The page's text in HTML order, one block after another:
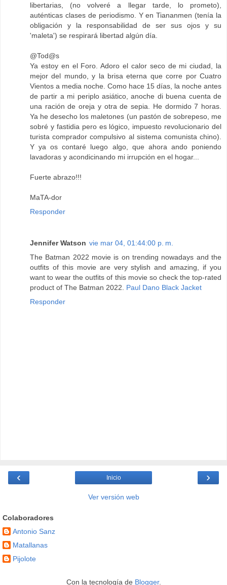
libertarias, (no volveré a llegar tarde, lo prometo),
auténticas clases de periodismo. Y en Tiananmen (tenía la
obligación y la responsabilidad de ser sus ojos y su
'maleta') se respirará libertad algún día.
@Tod@s
Ya estoy en el Foro. Adoro el calor seco de mi ciudad, la
mejor del mundo, y la brisa eterna que corre por Cuatro
Vientos a media noche. Como hace 15 días, la noche antes
de partir a mi periplo asiático, anoche di buena cuenta de
una ración de oreja y otra de sepia. He dormido 7 horas.
Ya he desecho los maletones (un pastón de sobrepeso, me
sobré y fastidia pero es lógico, impuesto revolucionario del
turista comprador compulsivo al sistema comunista chino).
Y ya os contaré luego algo, que ahora ando poniendo
lavadoras y acondicinando mi irrupción en el hogar...
Fuerte abrazo!!!
MaTA-dor
Responder
Jennifer Watson vie mar 04, 01:44:00 p. m.
The Batman 2022 movie is on trending nowadays and the
outfits of this movie are very stylish and amazing, if you
want to wear the outfits of this movie so check the top-rated
product of The Batman 2022. Paul Dano Black Jacket
Responder
‹ ›
Inicio
Ver versión web
Colaboradores
Antonio Sanz
Matallanas
Pijolote
Con la tecnología de Blogger.